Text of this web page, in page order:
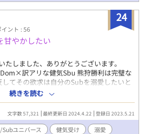
24
ント : 56
甘やかしたい
しました、ありがとうございます。
訳アリな健気Sbu 熊狩勝利は完璧な
てその欲求は自分のSubを溺愛したいと
来るのはハードプレイ所望者ばかりで今
宅。 『お兄さん、俺を買わない？』 欲求
た夜に声をかけてきたのは、全裸の露出魔
め目線です ・受けが他のDomに乱暴
ます
続きを読む
文字数 57,321 最終更新日 2024.4.22 登録日 2023.5.21
Subユニバース 健気受け 溺愛